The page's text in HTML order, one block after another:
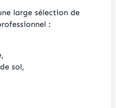
large sélection de
:
sol,